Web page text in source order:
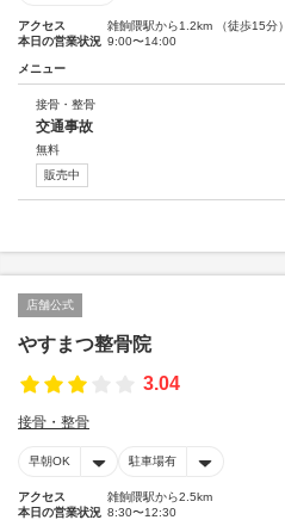
アクセス
雑餉隈駅から1.2km （徒歩15分）
本日の営業状況 9:00〜14:00
メニュー
接骨・整骨
交通事故
無料
販売中
店舗公式
やすまつ整骨院
3.04
接骨・整骨
早朝OK 駐車場有
アクセス
雑餉隈駅から2.5km
本日の営業状況 8:30〜12:30